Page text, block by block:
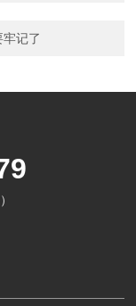
记了